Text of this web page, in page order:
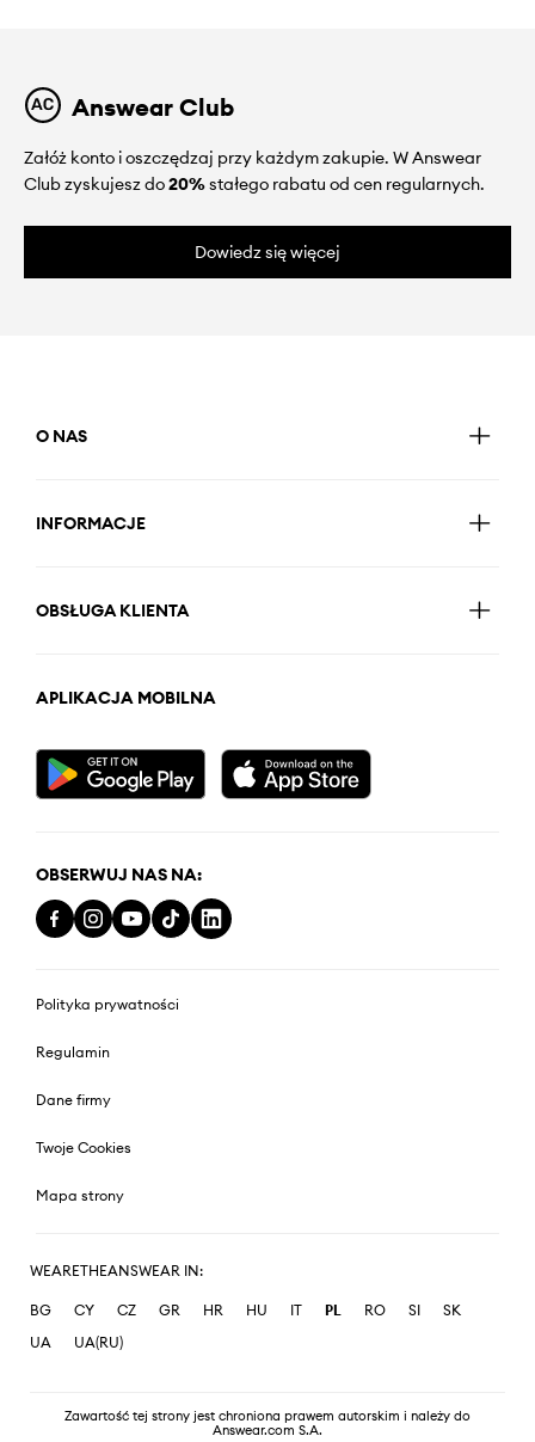
Answear Club
Załóż konto i oszczędzaj przy każdym zakupie. W Answear
Club zyskujesz do20%stałego rabatu od cen regularnych.
Dowiedz się więcej
O NAS
INFORMACJE
OBSŁUGA KLIENTA
APLIKACJA MOBILNA
OBSERWUJ NAS NA:
Polityka prywatności
Regulamin
Dane firmy
Twoje Cookies
Mapa strony
WEARETHEANSWEAR IN:
BG CY CZ GR HR HU IT PL RO SI
SK
UA
UA(RU)
Zawartość tej strony jest chroniona prawem autorskim i należy do
Answear.com S.A.